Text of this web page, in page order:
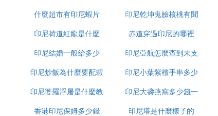
作用與功效：活血止疼，活血化瘀撥毒。臨床實驗確
癬有抑制效果。
中葯炮製：研超微粉生用。茯苓功效：甘、咸、平。
歸經：深入人心、肝經。作用：活血止痛，散瘀生
新;外敷活血撥毒。主冶：跌打，淤血隱隱作痛，親
臨床醫學運用：關鍵用以跌打而有親信疼痛或流血
者，常配乳香、沒葯、兒茶、樟腦等，方如七厘散，
受騙
什麼超市有印尼蝦片
印尼乾坤鬼臉核桃有聞
怎麼處理
印尼荷道紅龍是什麼
赤道穿過印尼的哪裡
印尼結婚一般給多少
印尼亞航怎麼查到未支
付訂單
印尼炒飯為什麼要配蝦
片
印尼小葉紫檀手串多少
錢
印尼婆羅浮屠是什麼教
印尼大盞燕窩多少錢一
克
香港印尼保姆多少錢
印尼塔是什麼樣子的